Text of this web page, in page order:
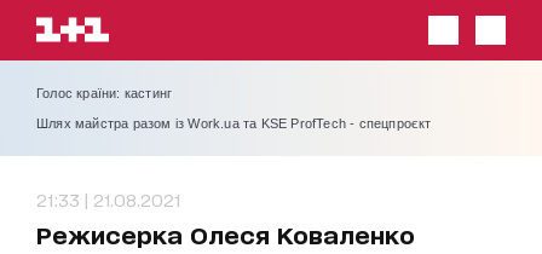
Голос країни: кастинг
Шлях майстра разом із Work.ua та KSE ProfTech - спецпроєкт
21:33 | 21.08.2021
Режисерка Олеся Коваленко